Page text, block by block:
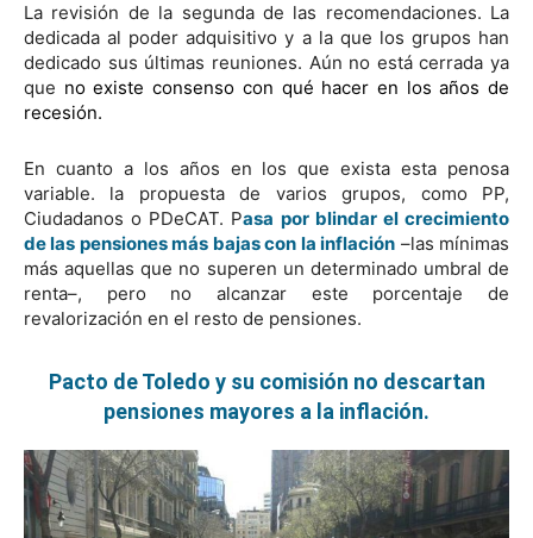
La revisión de la segunda de las recomendaciones. La
dedicada al poder adquisitivo y a la que los grupos han
dedicado sus últimas reuniones. Aún no está cerrada ya
que no existe consenso con qué hacer en los años de
recesión.
En cuanto a los años en los que exista esta penosa
variable. la propuesta de varios grupos, como PP,
Ciudadanos o PDeCAT. Pasa por blindar el crecimiento
de las pensiones más bajas con la inflación –las mínimas
más aquellas que no superen un determinado umbral de
renta–, pero no alcanzar este porcentaje de
revalorización en el resto de pensiones.
Pacto de Toledo y su comisión no descartan
pensiones mayores a la inflación.